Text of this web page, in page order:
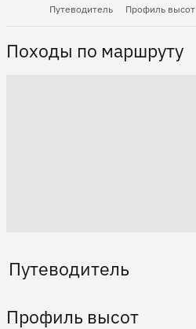
Путеводитель Профиль высот
Походы по маршруту
Путеводитель
Профиль высот